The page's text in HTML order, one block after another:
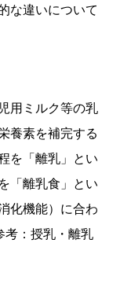
な違いについて
用ミルク等の乳
養素を補完する
を「離乳」とい
「離乳食」とい
化機能）に合わ
考：授乳・離乳